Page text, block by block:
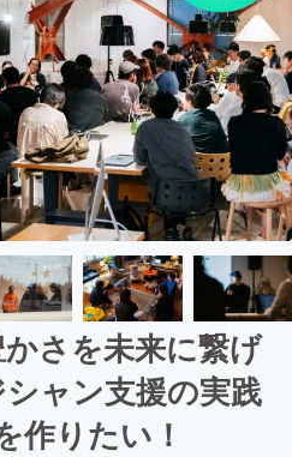
さを未来に繋げ
ャン支援の実践
作りたい！